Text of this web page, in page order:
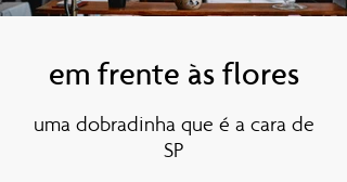
em frente às flores
uma dobradinha que é a cara de
SP